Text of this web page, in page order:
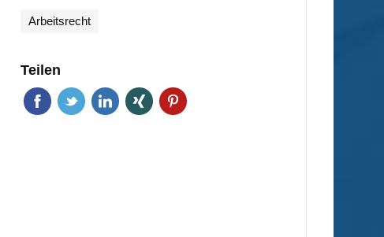
Arbeitsrecht
Teilen